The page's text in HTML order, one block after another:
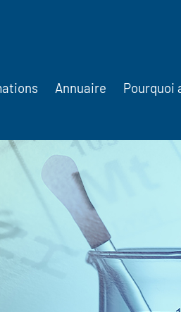
Annuaire Pourquoi